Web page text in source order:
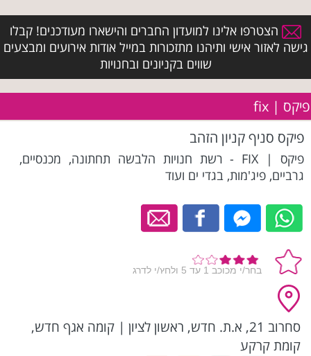
הצטרפו אלינו למועדון החברים והישארו מעודכנים! קבלו
גישה לאזור אישי ותיהנו מתזכורות במייל אודות אירועים ומבצעים
שווים בקניונים ובחנויות
פיקס | fix
פיקס סניף קניון הזהב
פיקס | FIX - רשת חנויות הלבשה תחתונה, מכנסיים,
גרביים, פיג'מות, בגדי ים ועוד
סחרוב 21, א.ת. חדש, ראשון לציון | קומה אגף חדש,
קומת קרקע